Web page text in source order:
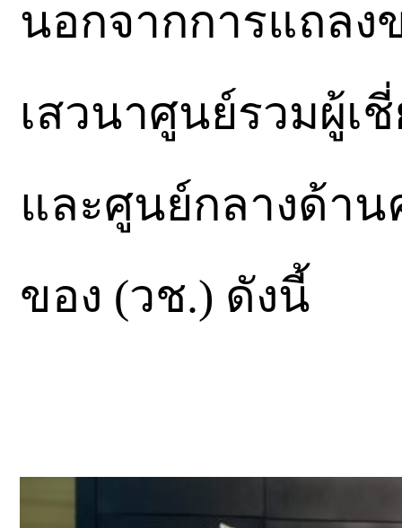
นอกจากการแถลง
เสวนาศูนย์รวมผู้เ
และศูนย์กลางด้าน
ของ (วช.) ดังนี้